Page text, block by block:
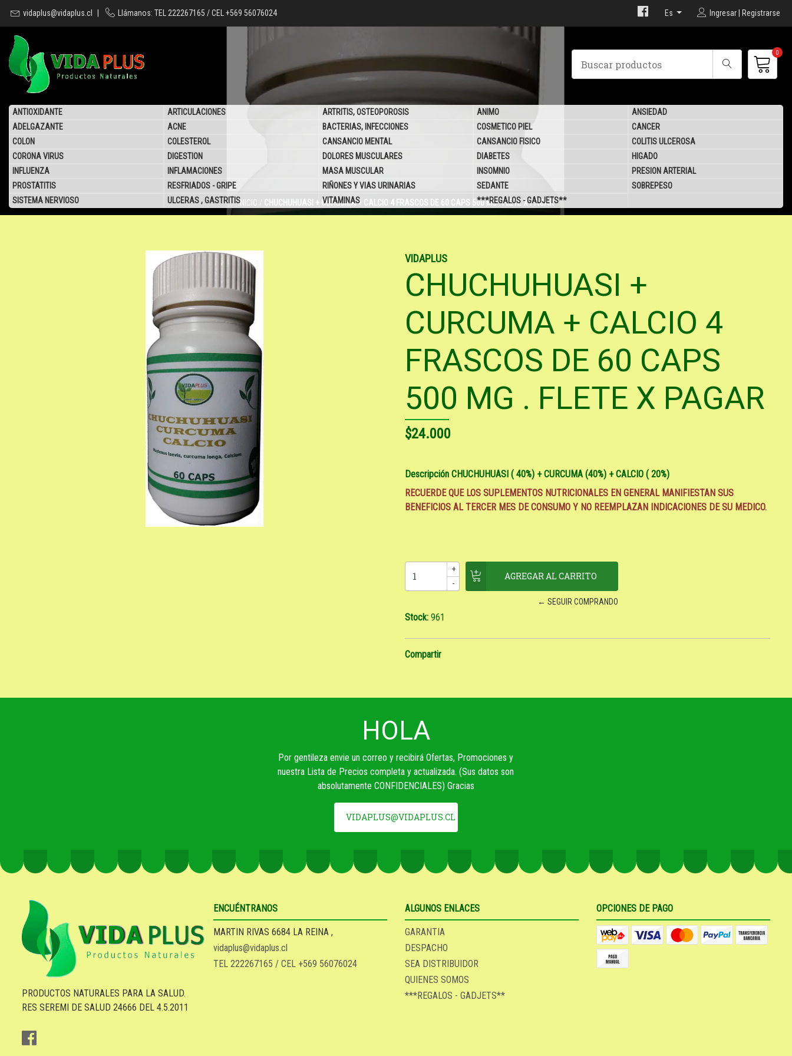
vidaplus@vidaplus.cl Llámanos: TEL 222267165 / CEL +569 56076024 Es Ingresar | Registrarse
0
ANTIOXIDANTE ARTICULACIONES ARTRITIS, OSTEOPOROSIS ANIMO
ANSIEDAD
ADELGAZANTE
ACNE BACTERIAS, INFECCIONES COSMETICO PIEL
CANCER
COLON
COLESTEROL CANSANCIO MENTAL CANSANCIO FISICO
COLITIS ULCEROSA
CORONA VIRUS
DIGESTION DOLORES MUSCULARES DIABETES
HIGADO
INFLUENZA
INFLAMACIONES MASA MUSCULAR INSOMNIO
PRESION ARTERIAL
PROSTATITIS
RESFRIADOS - GRIPE RIÑONES Y VIAS URINARIAS SEDANTE
SOBREPESO
SISTEMA NERVIOSO
ULCERAS , GASTRITIS VITAMINAS ***REGALOS - GADJETS**
INICIO / CHUCHUHUASI + CURCUMA + CALCIO 4 FRASCOS DE 60 CAPS 500 MG . FLETE X PAGAR
VIDAPLUS
CHUCHUHUASI +
CURCUMA + CALCIO 4
FRASCOS DE 60 CAPS
500 MG . FLETE X PAGAR
$24.000
Descripción CHUCHUHUASI ( 40%) + CURCUMA (40%) + CALCIO ( 20%)
RECUERDE QUE LOS SUPLEMENTOS NUTRICIONALES EN GENERAL MANIFIESTAN SUS
BENEFICIOS AL TERCER MES DE CONSUMO Y NO REEMPLAZAN INDICACIONES DE SU MEDICO.
+
-
← SEGUIR COMPRANDO
Stock: 961
Compartir
HOLA
Por gentileza envie un correo y recibirá Ofertas, Promociones y
nuestra Lista de Precios completa y actualizada. (Sus datos son
absolutamente CONFIDENCIALES) Gracias
VIDAPLUS@VIDAPLUS.CL
PRODUCTOS NATURALES PARA LA SALUD.
RES SEREMI DE SALUD 24666 DEL 4.5.2011
ENCUÉNTRANOS
MARTIN RIVAS 6684 LA REINA ,
vidaplus@vidaplus.cl
TEL 222267165 / CEL +569 56076024
ALGUNOS ENLACES
GARANTIA
DESPACHO
SEA DISTRIBUIDOR
QUIENES SOMOS
***REGALOS - GADJETS**
OPCIONES DE PAGO